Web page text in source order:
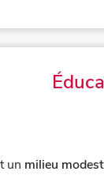
un milieu